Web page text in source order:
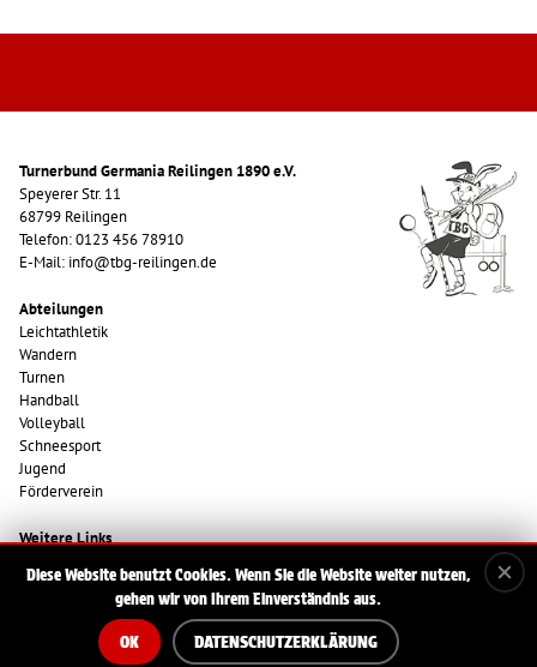
Turnerbund Germania Reilingen 1890 e.V.
Speyerer Str. 11
68799 Reilingen
Telefon: 0123 456 78910
E-Mail: info@tbg-reilingen.de
Abteilungen
Leichtathletik
Wandern
Turnen
Handball
Volleyball
Schneesport
Jugend
Förderverein
Weitere Links
Impressum
Datenschutzerklärung
Diese Website benutzt Cookies. Wenn Sie die Website weiter nutzen,
gehen wir von Ihrem Einverständnis aus.
OK DATENSCHUTZERKLÄRUNG